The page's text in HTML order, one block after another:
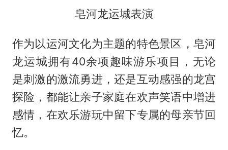
皂河龙运城表演
作为以运河文化为主题的特色景区，皂河
龙运城拥有40余项趣味游乐项目，无论
是刺激的激流勇进，还是互动感强的龙宫
探险，都能让亲子家庭在欢声笑语中增进
感情，在欢乐游玩中留下专属的母亲节回
忆。